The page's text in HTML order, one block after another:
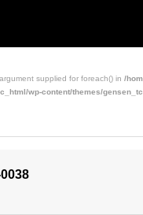
supplied for foreach() in /
wp-content/themes/